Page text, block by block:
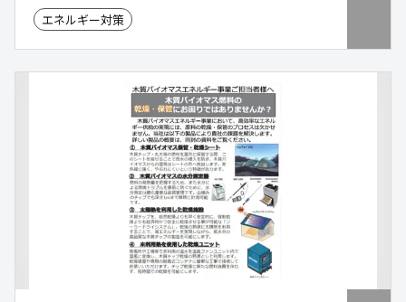
エネルギー対策